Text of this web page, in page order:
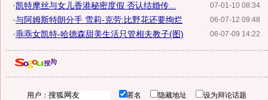
07-01-10 08:34
·凯特摩丝与女儿香港秘密度假 否认结婚传...
06-07-12 09:48
·与阿姆斯特朗分手 雪莉-克劳:比野花还要绚烂
06-07-09 14:22
·乖乖女凯特-哈德森甜美生活只管相夫教子(图)
用户： 匿名 隐藏地址 设为辩论话题